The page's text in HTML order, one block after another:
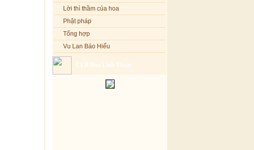
Lời thì thầm của hoa
Phật pháp
Tổng hợp
Vu Lan Báo Hiếu
CLB Hoa Linh Thoại